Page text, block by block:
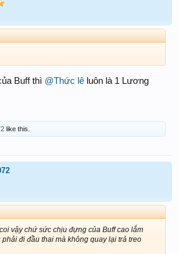
Buff thì @Thức lê luôn là 1 Lương
like this.
vậy chứ sức chịu đựng của Buff cao lắm
đi đầu thai mà không quay lại trả treo